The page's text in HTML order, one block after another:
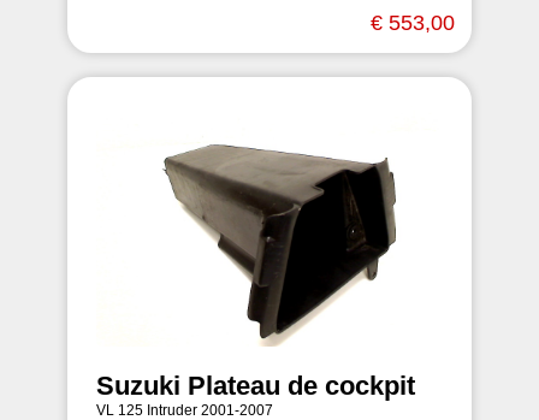
€ 553,00
Suzuki Plateau de cockpit
VL 125 Intruder 2001-2007